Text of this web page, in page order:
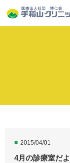
■ 2015/04/01
4月の診療室だ